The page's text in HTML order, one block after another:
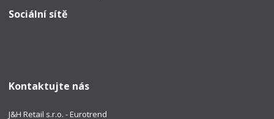
Sociální sítě
Kontaktujte nás
J&H Retail s.r.o. - Eurotrend